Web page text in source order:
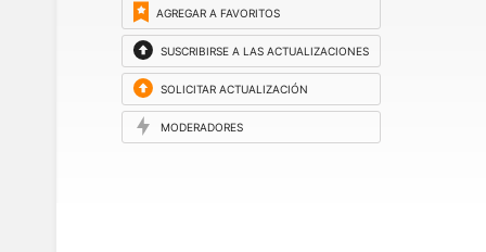
AGREGAR A FAVORITOS
SUSCRIBIRSE A LAS ACTUALIZACIONES
SOLICITAR ACTUALIZACIÓN
MODERADORES